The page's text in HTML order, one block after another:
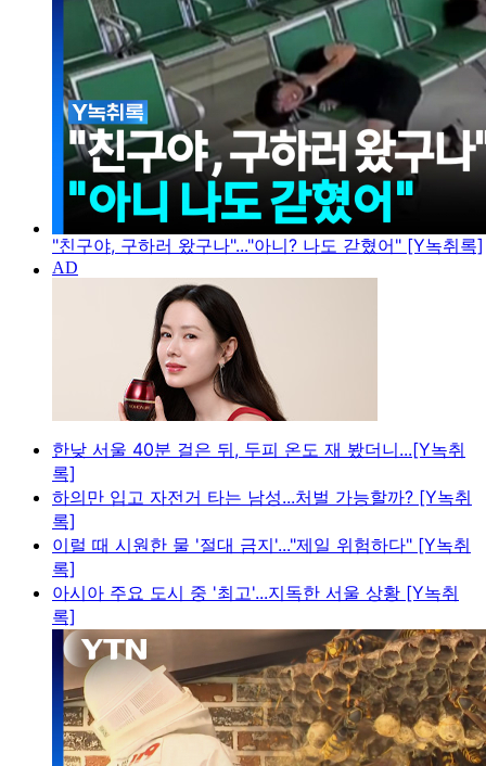
"친구야, 구하러 왔구나"..."아니? 나도 갇혔어" [Y녹취록]
한낮 서울 40분 걸은 뒤, 두피 온도 재 봤더니...[Y녹취
록]
하의만 입고 자전거 타는 남성...처벌 가능할까? [Y녹취
록]
이럴 때 시원한 물 '절대 금지'..."제일 위험하다" [Y녹취
록]
아시아 주요 도시 중 '최고'...지독한 서울 상황 [Y녹취
록]